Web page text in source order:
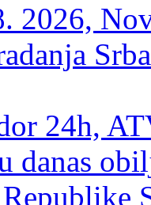
2026,
24h,
danas